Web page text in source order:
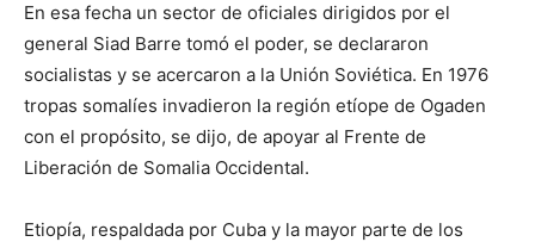
En esa fecha un sector de oficiales dirigidos por el
general Siad Barre tomó el poder, se declararon
socialistas y se acercaron a la Unión Soviética. En 1976
tropas somalíes invadieron la región etíope de Ogaden
con el propósito, se dijo, de apoyar al Frente de
Liberación de Somalia Occidental.
Etiopía, respaldada por Cuba y la mayor parte de los